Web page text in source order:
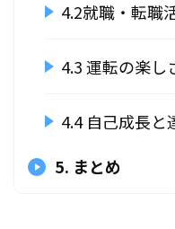
4.2就職・転職
4.3 運転の楽し
4.4 自己成長と
5. まとめ